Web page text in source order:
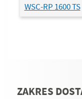
WSC-RP 1600 TS
ZAKRES